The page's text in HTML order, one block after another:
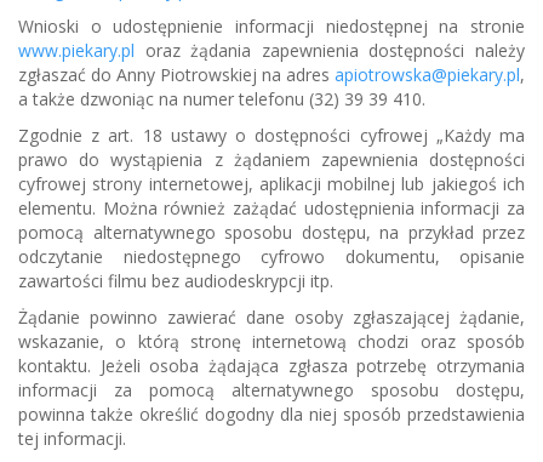
Wnioski o udostępnienie informacji niedostępnej na stronie
www.piekary.pl oraz żądania zapewnienia dostępności należy
zgłaszać do Anny Piotrowskiej na adres apiotrowska@piekary.pl,
a także dzwoniąc na numer telefonu (32) 39 39 410.
Zgodnie z art. 18 ustawy o dostępności cyfrowej „Każdy ma
prawo do wystąpienia z żądaniem zapewnienia dostępności
cyfrowej strony internetowej, aplikacji mobilnej lub jakiegoś ich
elementu. Można również zażądać udostępnienia informacji za
pomocą alternatywnego sposobu dostępu, na przykład przez
odczytanie niedostępnego cyfrowo dokumentu, opisanie
zawartości filmu bez audiodeskrypcji itp.
Żądanie powinno zawierać dane osoby zgłaszającej żądanie,
wskazanie, o którą stronę internetową chodzi oraz sposób
kontaktu. Jeżeli osoba żądająca zgłasza potrzebę otrzymania
informacji za pomocą alternatywnego sposobu dostępu,
powinna także określić dogodny dla niej sposób przedstawienia
tej informacji.